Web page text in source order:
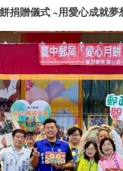
捐贈儀式 ~用愛心成就夢